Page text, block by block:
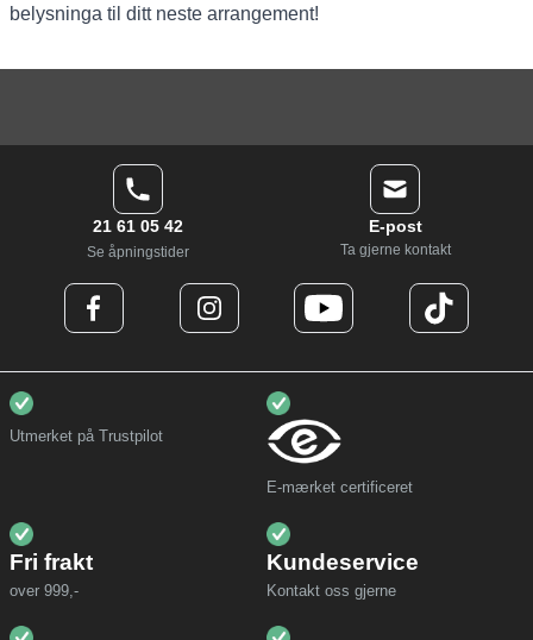
belysninga til ditt neste arrangement!
21 61 05 42
Se åpningstider
E-post
Ta gjerne kontakt
Utmerket på Trustpilot
E-mærket certificeret
Fri frakt
over 999,-
Kundeservice
Kontakt oss gjerne